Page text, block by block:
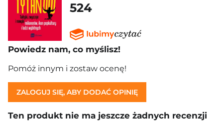
524
Powiedz nam, co myślisz!
Pomóż innym i zostaw ocenę!
ZALOGUJ SIĘ, ABY DODAĆ OPINIĘ
Ten produkt nie ma jeszcze żadnych recenzji